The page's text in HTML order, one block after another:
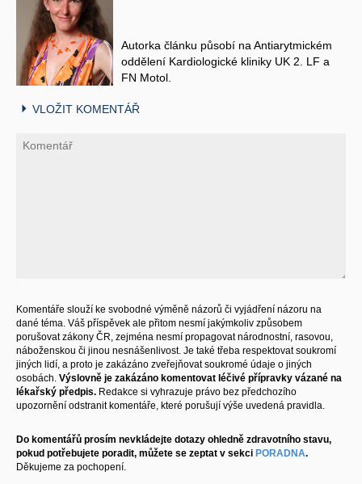
Autorka článku působí na Antiarytmickém
oddělení Kardiologické kliniky UK 2. LF a
FN Motol.
VLOŽIT KOMENTÁŘ
Komentáře slouží ke svobodné výměně názorů či vyjádření názoru na
dané téma. Váš příspěvek ale přitom nesmí jakýmkoliv způsobem
porušovat zákony ČR, zejména nesmí propagovat národnostní, rasovou,
náboženskou či jinou nesnášenlivost. Je také třeba respektovat soukromí
jiných lidí, a proto je zakázáno zveřejňovat soukromé údaje o jiných
osobách. Výslovně je zakázáno komentovat léčivé přípravky vázané na
lékařský předpis. Redakce si vyhrazuje právo bez předchozího
upozornění odstranit komentáře, které porušují výše uvedená pravidla.
Do komentářů prosím nevkládejte dotazy ohledně zdravotního stavu,
pokud potřebujete poradit, můžete se zeptat v sekci PORADNA.
Děkujeme za pochopení.